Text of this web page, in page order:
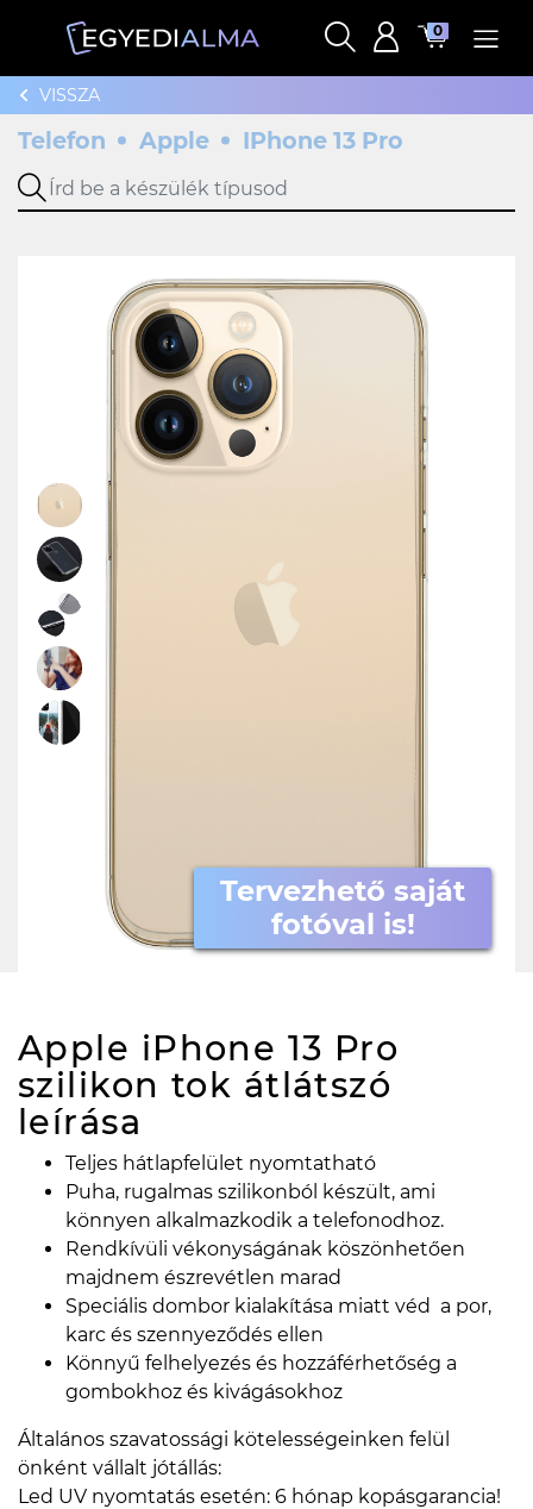
0
VISSZA
Telefon Apple IPhone 13 Pro
Tervezhető saját
fotóval is!
Apple iPhone 13 Pro
szilikon tok átlátszó
leírása
Teljes hátlapfelület nyomtatható
Puha, rugalmas szilikonból készült, ami
könnyen alkalmazkodik a telefonodhoz.
Rendkívüli vékonyságának köszönhetően
majdnem észrevétlen marad
Speciális dombor kialakítása miatt véd a por,
karc és szennyeződés ellen
Könnyű felhelyezés és hozzáférhetőség a
gombokhoz és kivágásokhoz
Általános szavatossági kötelességeinken felül
önként vállalt jótállás:
Led UV nyomtatás esetén: 6 hónap kopásgarancia!